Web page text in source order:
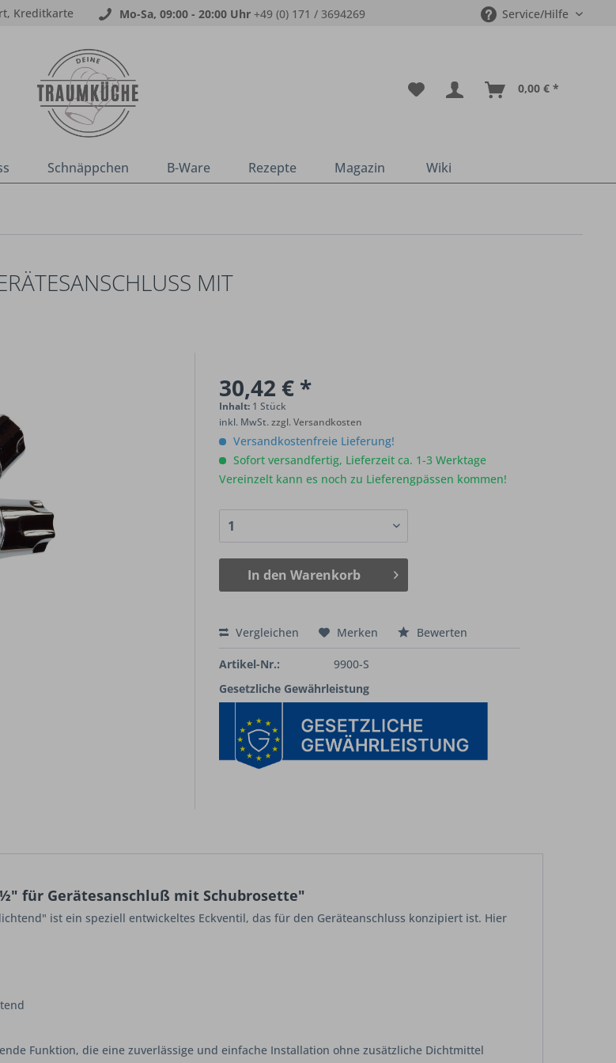
Kreditkarte Mo-Sa, 09:00 - 20:00 Uhr +49 (0) 171 / 3694269 Service/Hilfe
0,00 € *
Schnäppchen B-Ware Rezepte Magazin Wiki
MIT S
30,42 € *
Inhalt: 1 Stück
inkl. MwSt.zzgl. Versandkosten
Versandkostenfreie Lieferung!
Sofort versandfertig, Lieferzeit ca. 1-3 Werktage
Vereinzelt kann es noch zu Lieferengpässen kommen!
In den Warenkorb
Vergleichen Merken Bewerten
Artikel-Nr.:
9900-S
Gesetzliche Gewährleistung
für Gerätesanschluß mit Schubrosette"
ist ein speziell entwickeltes Eckventil, das für den Geräteanschluss konzipiert ist. Hier
Funktion, die eine zuverlässige und einfache Installation ohne zusätzliche Dichtmittel